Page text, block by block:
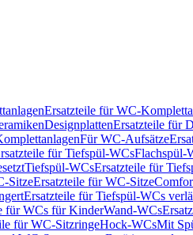
Ersatzteile für WC-
DesignplattenErsatzteile für
Für WC-Aufsätze
für Tiefspül-WCsFlachspül-
Tiefspül-WCsErsatzteile für
SitzeErsatzteile für WC-Sitze
Ersatzteile für Tiefspül-WCs
für WCs für KinderWand-WCs
für WC-SitzringeHock-WCsMit